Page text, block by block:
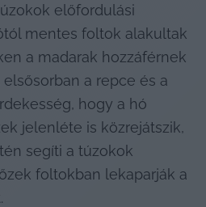
előfordulási
mentes foltok alakultak
a madarak hozzáférnek
a repce és a
hogy a hó
jelenléte is közrejátszik,
segíti a túzokok
foltokban lekaparják a